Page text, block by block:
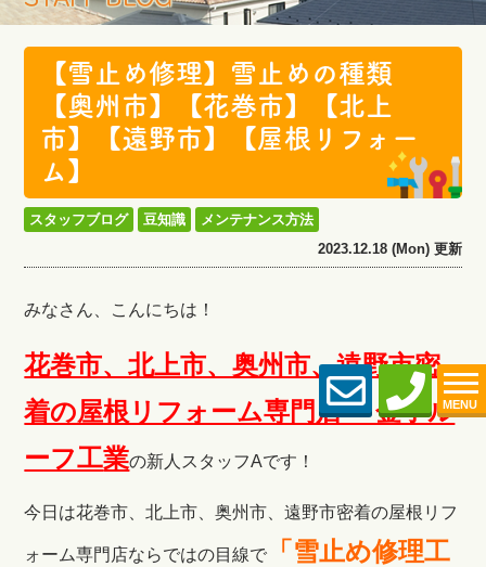
MENU
【雪止め修理】雪止めの種類
【奥州市】【花巻市】【北上
市】【遠野市】【屋根リフォー
ム】
スタッフブログ 豆知識
メンテナンス方法
2023.12.18 (Mon) 更新
みなさん、こんにちは！
花巻市、北上市、奥州市、遠野市密
着の屋根リフォーム専門店 金子ル
ーフ工業の新人スタッフAです！
今日は花巻市、北上市、奥州市、遠野市密着の屋根リフ
ォーム専門店ならではの目線で
「雪止め修理工